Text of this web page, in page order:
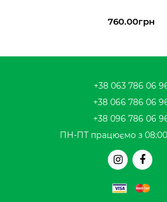
760.00грн
+38 063 786 06
+38 066 786 06
+38 096 786 06
ПН-ПТ працюємо з 08:00